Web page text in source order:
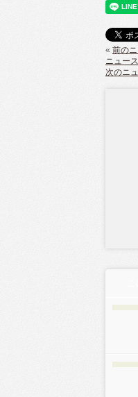
« 前の
ニュー
次のニ